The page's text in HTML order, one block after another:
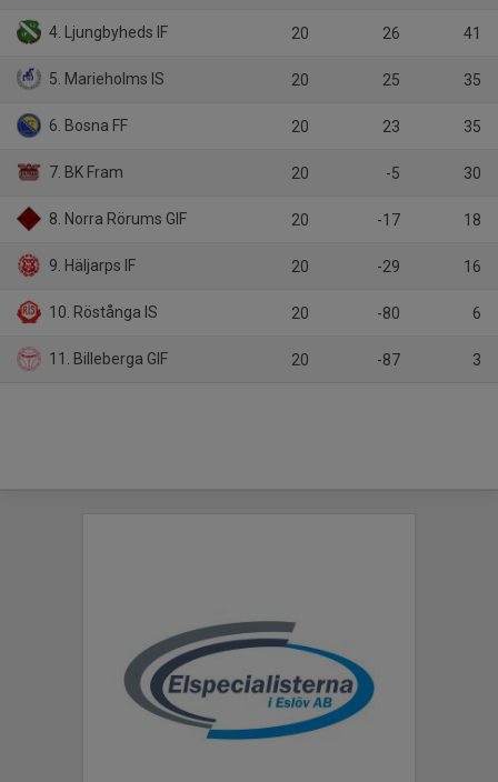
4. Ljungbyheds IF 20 26 41
5. Marieholms IS 20 25 35
6. Bosna FF 20 23 35
7. BK Fram 20 -5 30
8. Norra Rörums GIF 20 -17 18
9. Häljarps IF 20 -29 16
10. Röstånga IS 20 -80 6
11. Billeberga GIF 20 -87 3